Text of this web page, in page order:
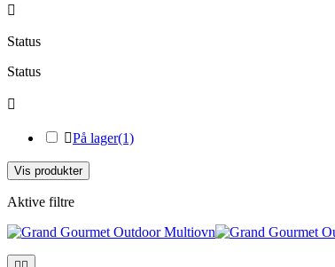

Status
Status

På lager(1)
Vis produkter
Aktive filtre